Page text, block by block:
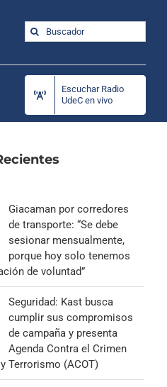
Buscar:
Escuchar Radio
UdeC en vivo
Giacaman por corredores
de transporte: “Se debe
sesionar mensualmente,
porque hoy solo tenemos
de voluntad”
Seguridad: Kast busca
cumplir sus compromisos
de campaña y presenta
Agenda Contra el Crimen
Terrorismo (ACOT)